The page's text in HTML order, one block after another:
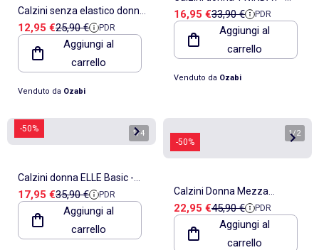
Calzini senza elastico donna
Gambe sensibili - Confezione
da 6
Prezzo di vendita
12,95 €Prezzo di riferimento
25,90 € PDR
Aggiungi al
carrello
Venduto da Ozabi
Confezione da 8
Prezzo di vendita
16,95 €Prezzo di riferimento
33,90 € PDR
Aggiungi al
carrello
Venduto da Ozabi
-50% 1/4
Calzini donna ELLE Basic -
Confezione da 9
Prezzo di vendita
17,95 €Prezzo di riferimento
35,90 € PDR
Aggiungi al
carrello
-50%
1/2
Calzini Donna Mezza
Stagione Calore e Comfort -
Confezione da 6
Prezzo di vendita
22,95 €Prezzo di riferimento
45,90 € PDR
Aggiungi al
carrello